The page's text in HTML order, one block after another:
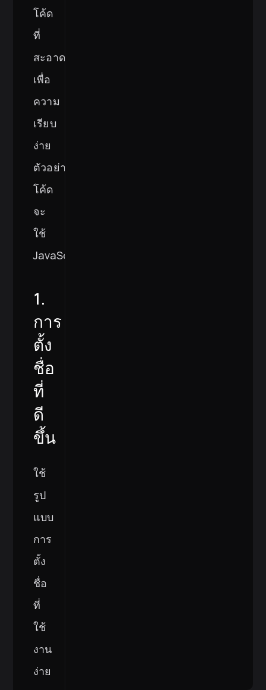
โค้ด
ที่
สะอาด
เพื่อ
ความ
เรียบ
ง่าย
ตัวอย่าง
โค้ด
จะ
ใช้
JavaScript
1.
การ
ตั้ง
ชื่อ
ที่
ดี
ขึ้น
ใช้
รูป
แบบ
การ
ตั้ง
ชื่อ
ที่
ใช้
งาน
ง่าย